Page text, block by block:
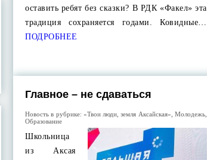
оставить ребят без сказки? В РДК «Факел» эта
традиция сохраняется годами. Ковидные…
ПОДРОБНЕЕ
Главное – не сдаваться
Новость в рубрике: «Твои люди, земля Аксайская» Молодежь,
Образование
Школьница
из Аксая